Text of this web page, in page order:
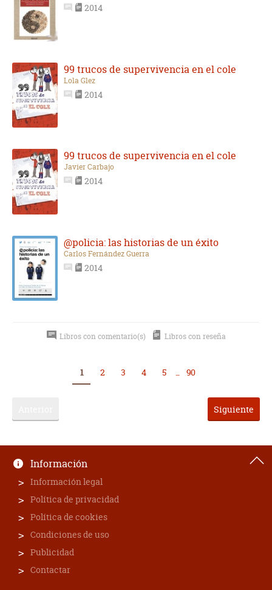
2014
99 trucos de supervivencia en el cole
Lola Glez
2014
99 trucos de supervivencia en el cole
Javier Carbajo
2014
@policia: las historias de un éxito
Carlos Fernández Guerra
2014
Libros con comentario(s) Libros con reseña
1 2 3 4 5 ... 90
Siguiente
Información
Información legal
Política de privacidad
Política de cookies
Condiciones de uso
Publicidad
Contactar